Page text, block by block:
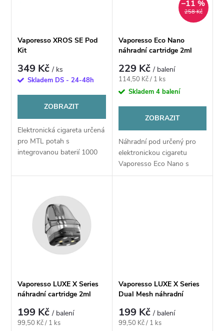
í
p
r
d
u
k
s
p
r
o
d
u
Vaporesso XROS SE Pod
Kit
349 Kč/ ks
Skladem DS - 24-48h
ZOBRAZIT
Elektronická cigareta určená
pro MTL potah s
integrovanou baterií 1000
maximálním výkonem až 18
spínání, rychlé USB-C...
258 Kč
–11 %
Vaporesso Eco Nano
náhradní cartridge 2ml
229 Kč/ balení
Měrná
cena:
114,50 Kč / 1 ks
Skladem 4 balení
ZOBRAZIT
Náhradní pod určený pro
elektronickou cigaretu
Vaporesso Eco Nano s
objemem 2 ml a odporem
Vaporesso LUXE X Series
náhradní cartridge 2ml
199 Kč/ balení
Měrná
99,50 Kč / 1 ks
Vaporesso LUXE X Series
Dual Mesh náhradní
199 Kč/ balení
Měrná
99,50 Kč / 1 ks